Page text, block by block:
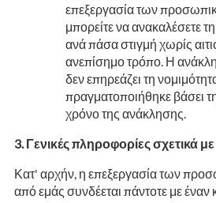
επεξεργασία των
μπορείτε να ανακαλέσετε
ανά πάσα στιγμή χωρίς
ανεπίσημο τρόπο. Η
δεν επηρεάζει τη
πραγματοποιήθηκε βάσει
χρόνο της ανάκλησης.
Γενικές πληροφορίες σχετικά
Κατ' αρχήν, η επεξεργασία των
από εμάς συνδέεται πάντοτε με